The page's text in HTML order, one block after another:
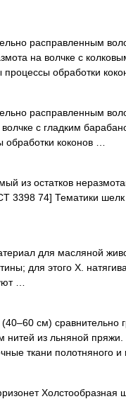
расправленным
на волчке с
обработки
расправленным
с гладким
коконов …
из остатков
3398 74] Тематики
для масляной
для этого Х.
…
см) сравнительно
из льняной пряжи.
ткани полотняного и
Холстообразная